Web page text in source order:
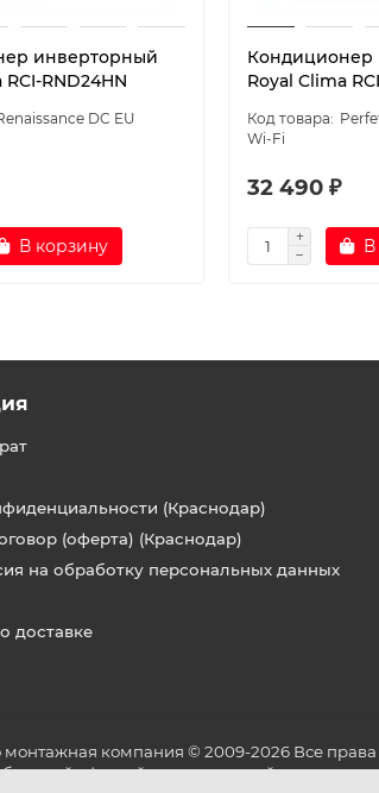
инверторный
RND24HN
DC EU
В корзину
Кондиционер
Royal Clima
Wi-Fi
32 490 ₽
В
(Краснодар)
(оферта) (Краснодар)
на обработку персональных данных
доставке
монтажная компания © 2009-2026 Все
офертой, определяемой